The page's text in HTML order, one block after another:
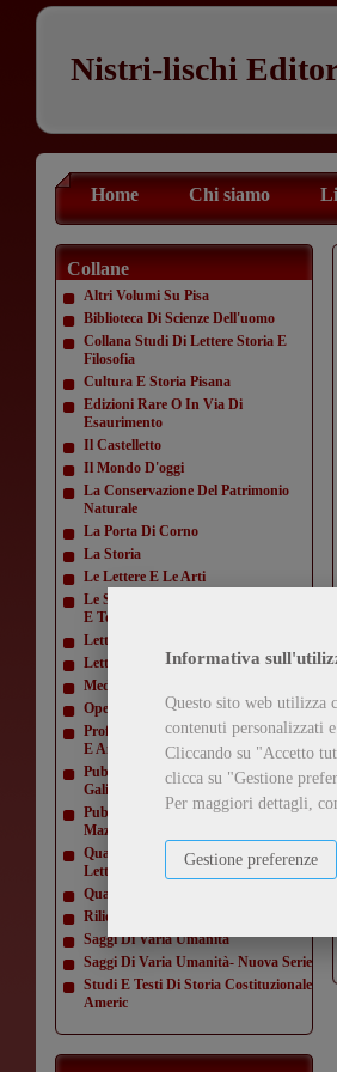
Informativa
Questo sito web utilizza
contenuti personalizzati
Cliccando su "Accetto
clicca su "Gestione
Per maggiori dettagli,
Gestione preferenze
Nistri-lischi
Home Chi siamo
Collane
Altri Volumi Su Pisa
Biblioteca Di Scienze Dell'uomo
Collana Studi Di Lettere Storia E
Filosofia
Cultura E Storia Pisana
Edizioni Rare O In Via Di
Esaurimento
Il Castelletto
Il Mondo D'oggi
La Conservazione Del Patrimonio
Naturale
La Porta Di Corno
La Storia
Le Lettere E Le Arti
Le Scienze E La Diffusione Scientifica
E Tecn
Letteratura Americana
Letture Varie
Mediamorfosi
Opere Di Giacomo Matteotti
Profili E Studi Di Letteratura Inglese
E Amer
Pubblicazioni Della Domus
Galilaeana
Pubblicazioni Della Domus
Mazziniana
Quaderni Dell'Istituto Di Lingua E
Letteratur
Quaderni Della Direzione
Rilievi Di Monumenti
Saggi Di Varia Umanità
Saggi Di Varia Umanità- Nuova Serie
Studi E Testi Di Storia Costituzionale
Americ